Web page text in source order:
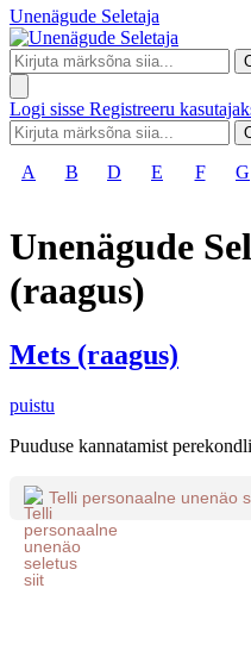
Unenägude Seletaja
Logi sisse Registreeru
A B D E F G
Unenägude
(raagus)
Mets (raagus)
puistu
Puuduse kannatamist
Telli personaalne unenäo